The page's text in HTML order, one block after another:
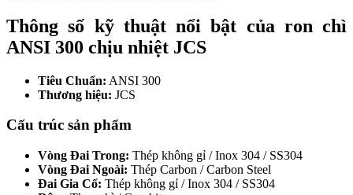
Thông số kỹ thuật nổi bật của ron chì
ANSI 300 chịu nhiệt JCS
Tiêu Chuẩn: ANSI 300
Thương hiệu: JCS
Cấu trúc sản phẩm
Vòng Đai Trong: Thép không gỉ / Inox 304 / SS304
Vòng Đai Ngoài: Thép Carbon / Carbon Steel
Đai Gia Cố: Thép không gỉ / Inox 304 / SS304